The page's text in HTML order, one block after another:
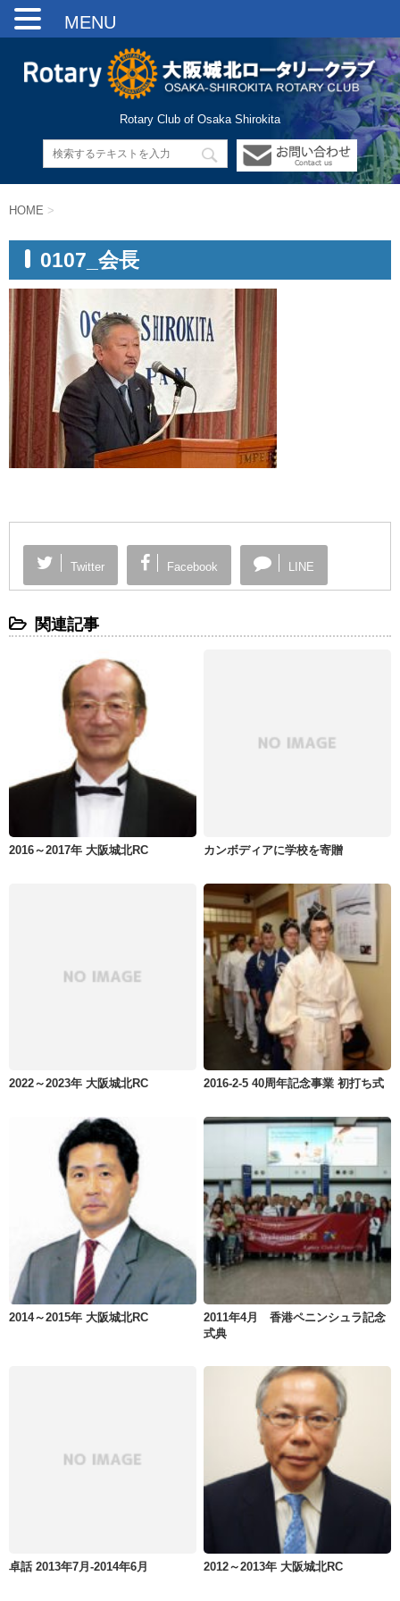
Rotary Club of Osaka Shirokita
HOME >
0107_会長
Twitter Facebook LINE
関連記事
2016～2017年 大阪城北RC カンボディアに学校を寄贈
2022～2023年 大阪城北RC 2016-2-5 40周年記念事業 初打ち式
2014～2015年 大阪城北RC
2011年4月 香港ペニンシュラ記念
式典
卓話 2013年7月-2014年6月 2012～2013年 大阪城北RC
MENU